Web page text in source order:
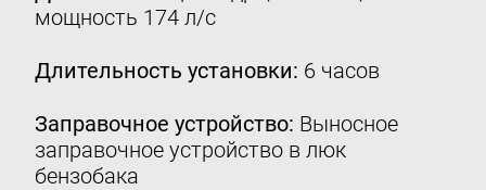
Контакты
8 (800) 777-08-01
пн-пт: с 09:00 до 17:00
info@intergasservice.ru
мощность 174 л/с
Длительность установки: 6 часов
Заправочное устройство: Выносное
заправочное устройство в люк
бензобака